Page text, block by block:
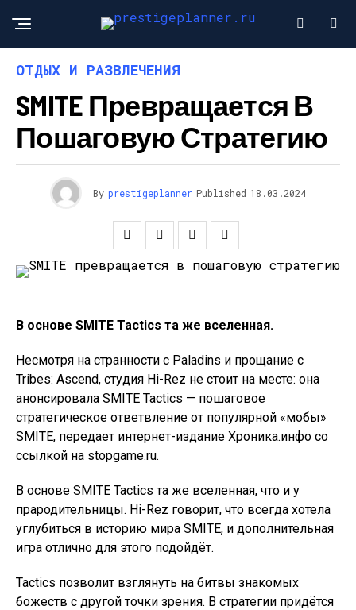
ОТДЫХ И РАЗВЛЕЧЕНИЯ
SMITE Превращается В
Пошаговую Стратегию
By prestigeplanner Published 18.03.2024
В основе SMITE Tactics та же вселенная.
Несмотря на странности с Paladins и прощание с
Tribes: Ascend, студия Hi-Rez не стоит на месте: она
анонсировала SMITE Tactics — пошаговое
стратегическое ответвление от популярной «мобы»
SMITE, передает интернет-издание Хроника.инфо со
ссылкой на stopgame.ru.
В основе SMITE Tactics та же вселенная, что и у
прародительницы. Hi-Rez говорит, что всегда хотела
углубиться в историю мира SMITE, и дополнительная
игра отлично для этого подойдёт.
Tactics позволит взглянуть на битвы знакомых
божеств с другой точки зрения. В стратегии придётся